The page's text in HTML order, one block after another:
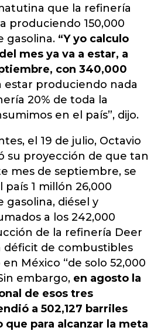
que la refinería
produciendo 150,000
gasolina. “Y yo calculo
mes ya va a estar, a
con 340,000
estar produciendo nada
20% de toda la
en el país”, dijo.
el 19 de julio, Octavio
su proyección de que tan
mes de septiembre, se
1 millón 26,000
gasolina, diésel y
a los 242,000
de la refinería Deer
déficit de combustibles
México “de solo 52,000
embargo, en agosto la
de esos tres
a 502,127 barriles
para alcanzar la meta